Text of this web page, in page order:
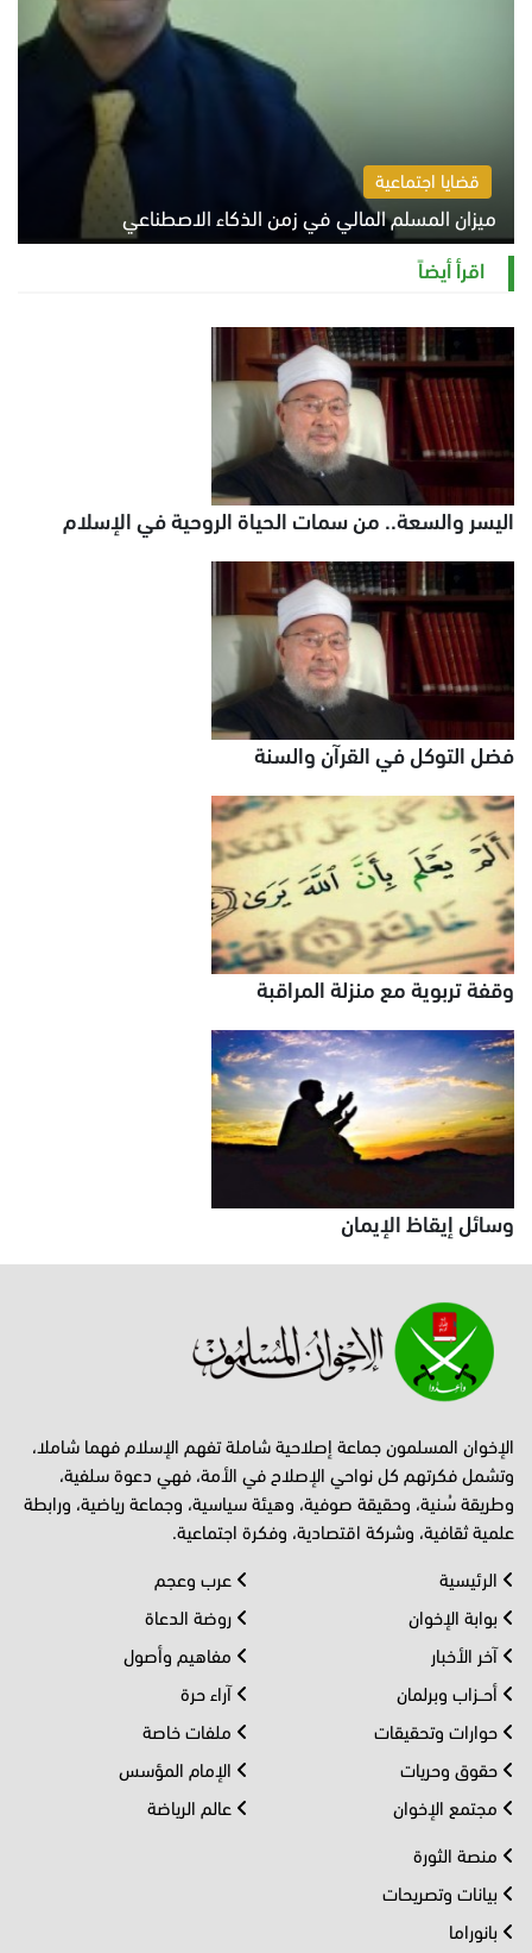
قضايا اجتماعية
ميزان المسلم المالي في زمن الذكاء الاصطناعي
السبت 8 أغسطس 2026 11:21 ص
اقرأ أيضاً
اليسر والسعة.. من سمات الحياة الروحية في الإسلام
فضل التوكل في القرآن والسنة
وقفة تربوية مع منزلة المراقبة
وسائل إيقاظ الإيمان
الإخوان المسلمون جماعة إصلاحية شاملة تفهم الإسلام فهما شاملا،
وتشمل فكرتهم كل نواحي الإصلاح في الأمة، فهي دعوة سلفية،
وطريقة سُنية، وحقيقة صوفية، وهيئة سياسية، وجماعة رياضية، ورابطة
علمية ثقافية، وشركة اقتصادية، وفكرة اجتماعية.
الرئيسية
بوابة الإخوان
آخر الأخبار
أحــزاب وبرلمان
حوارات وتحقيقات
حقوق وحريات
مجتمع الإخوان
عرب وعجم
روضة الدعاة
مفاهيم وأصول
آراء حرة
ملفات خاصة
الإمام المؤسس
عالم الرياضة
منصة الثورة
بيانات وتصريحات
بانوراما